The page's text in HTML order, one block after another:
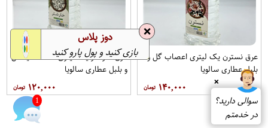
عرق نسترن یک لیتری اعصاب گل و
بلبل عطاری سالویا
۱۴۰,۰۰۰
عرق خارشتر یک لیتری سنگ کلیه گل
و بلبل عطاری سالویا
۱۲۰,۰۰۰ ❌
سوالی دارید؟
در خدمتم
1
❌ دوز پلاس
بازی کنید و پول پارو کنید